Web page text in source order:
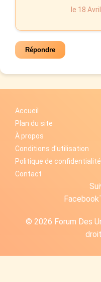
le 18
Répondre
Accueil
Plan du site
À propos
Conditions d'utilisation
Politique de confidentialité
Contact
Facebook
© 2026 Forum Des